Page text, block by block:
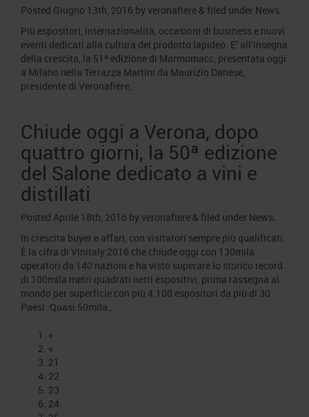
Posted Giugno 13th, 2016 by veronafiere & filed under News.
Più espositori, internazionalità, occasioni di business e nuovi
eventi dedicati alla cultura del prodotto lapideo. E’ all’insegna
della crescita, la 51ª edizione di Marmomacc, presentata oggi
a Milano nella Terrazza Martini da Maurizio Danese,
presidente di Veronafiere,
Chiude oggi a Verona, dopo
quattro giorni, la 50ª edizione
del Salone dedicato a vini e
distillati
Posted Aprile 18th, 2016 by veronafiere & filed under News.
In crescita buyer e affari, con visitatori sempre più qualificati.
È la cifra di Vinitaly 2016 che chiude oggi con 130mila
operatori da 140 nazioni e ha visto superare lo storico record
di 100mila metri quadrati netti espositivi, prima rassegna al
mondo per superficie con più 4.100 espositori da più di 30
Paesi. Quasi 50mila…
«
<
21
22
23
24